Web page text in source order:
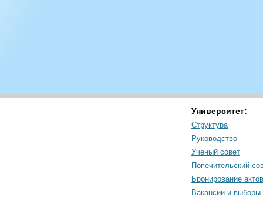
Университет:
Структура
Руководство
Ученый совет
Попечительский
Бронирование
Вакансии и выборы